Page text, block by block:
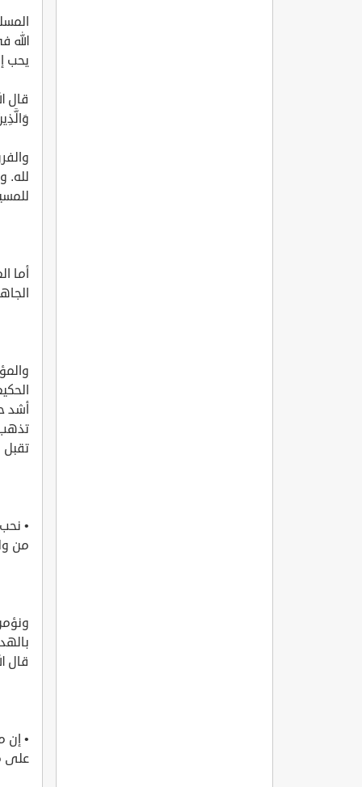
الله
يحب
قال
لله.
أما
تذهب
تقبل
•
من
قال
• إن
على